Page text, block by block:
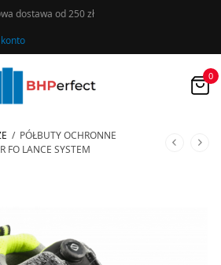
dostawa od 250 zł
0
/ PÓŁBUTY OCHRONNE
FO LANCE SYSTEM